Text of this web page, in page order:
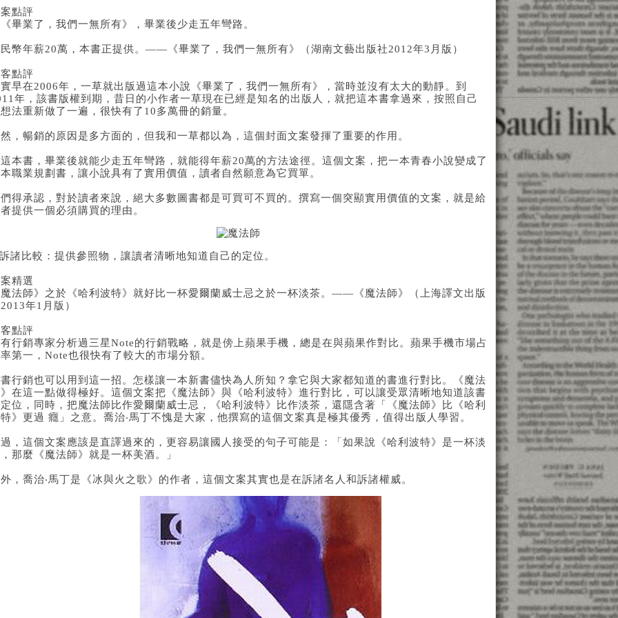
點評
畢業了，我們一無所有》，畢業後少走五年彎路。
幣年薪20萬，本書正提供。——《畢業了，我們一無所有》（湖南文藝出版社2012年3月版）
點評
早在2006年，一草就出版過這本小說《畢業了，我們一無所有》，當時並沒有太大的動靜。到
年，該書版權到期，昔日的小作者一草現在已經是知名的出版人，就把這本書拿過來，按照自己
法重新做了一遍，很快有了10多萬冊的銷量。
，暢銷的原因是多方面的，但我和一草都以為，這個封面文案發揮了重要的作用。
本書，畢業後就能少走五年彎路，就能得年薪20萬的方法途徑。這個文案，把一本青春小說變成了
職業規劃書，讓小說具有了實用價值，讀者自然願意為它買單。
得承認，對於讀者來說，絕大多數圖書都是可買可不買的。撰寫一個突顯實用價值的文案，就是給
提供一個必須購買的理由。
諸比較：提供參照物，讓讀者清晰地知道自己的定位。
精選
法師》之於《哈利波特》就好比一杯愛爾蘭威士忌之於一杯淡茶。——《魔法師》（上海譯文出版
年1月版）
點評
行銷專家分析過三星Note的行銷戰略，就是傍上蘋果手機，總是在與蘋果作對比。蘋果手機市場占
第一，Note也很快有了較大的市場分額。
行銷也可以用到這一招。怎樣讓一本新書儘快為人所知？拿它與大家都知道的書進行對比。《魔法
在這一點做得極好。這個文案把《魔法師》與《哈利波特》進行對比，可以讓受眾清晰地知道該書
位，同時，把魔法師比作愛爾蘭威士忌，《哈利波特》比作淡茶，還隱含著「《魔法師》比《哈利
》更過 癮」之意。喬治‧馬丁不愧是大家，他撰寫的這個文案真是極其優秀，值得出版人學習。
，這個文案應該是直譯過來的，更容易讓國人接受的句子可能是：「如果說《哈利波特》是一杯淡
那麼《魔法師》就是一杯美酒。」
，喬治‧馬丁是《冰與火之歌》的作者，這個文案其實也是在訴諸名人和訴諸權威。